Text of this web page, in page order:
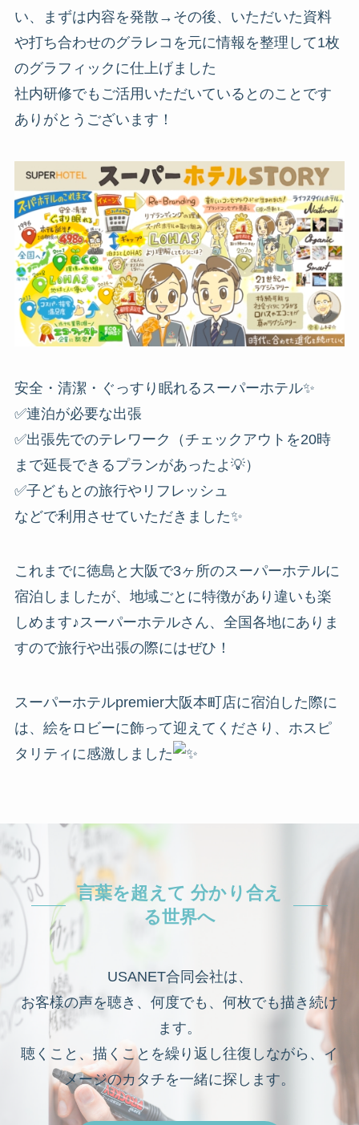
い、まずは内容を発散→その後、いただいた資料
や打ち合わせのグラレコを元に情報を整理して1枚
のグラフィックに仕上げました
社内研修でもご活用いただいているとのことです
ありがとうございます！
安全・清潔・ぐっすり眠れるスーパーホテル✨
✅連泊が必要な出張
✅出張先でのテレワーク（チェックアウトを20時
まで延長できるプランがあったよ💡）
✅子どもとの旅行やリフレッシュ
などで利用させていただきました✨
これまでに徳島と大阪で3ヶ所のスーパーホテルに
宿泊しましたが、地域ごとに特徴があり違いも楽
しめます♪スーパーホテルさん、全国各地にありま
すので旅行や出張の際にはぜひ！
スーパーホテルpremier大阪本町店に宿泊した際に
は、絵をロビーに飾って迎えてくださり、ホスピ
タリティに感激しました
言葉を超えて 分かり合え
る世界へ
USANET合同会社は、
お客様の声を聴き、何度でも、何枚でも描き続け
ます。
聴くこと、描くことを繰り返し往復しながら、イ
メージのカタチを一緒に探します。